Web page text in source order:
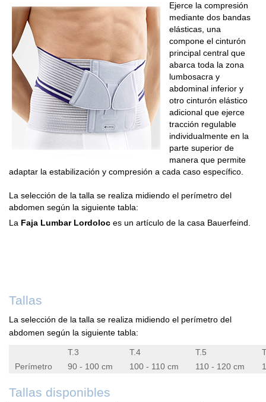
Ejerce la compresión
mediante dos bandas
elásticas, una
compone el cinturón
principal central que
abarca toda la zona
lumbosacra y
abdominal inferior y
otro cinturón elástico
adicional que ejerce
tracción regulable
individualmente en la
parte superior de
manera que permite
adaptar la estabilización y compresión a cada caso específico.
La selección de la talla se realiza midiendo el perímetro del
abdomen según la siguiente tabla:
La Faja Lumbar Lordoloc es un artículo de la casa Bauerfeind.
Tallas
La selección de la talla se realiza midiendo el perímetro del
abdomen según la siguiente tabla:
T.3 T.4 T.5
Perímetro
90 - 100 cm 100 - 110 cm 110 - 120 cm
Tallas disponibles